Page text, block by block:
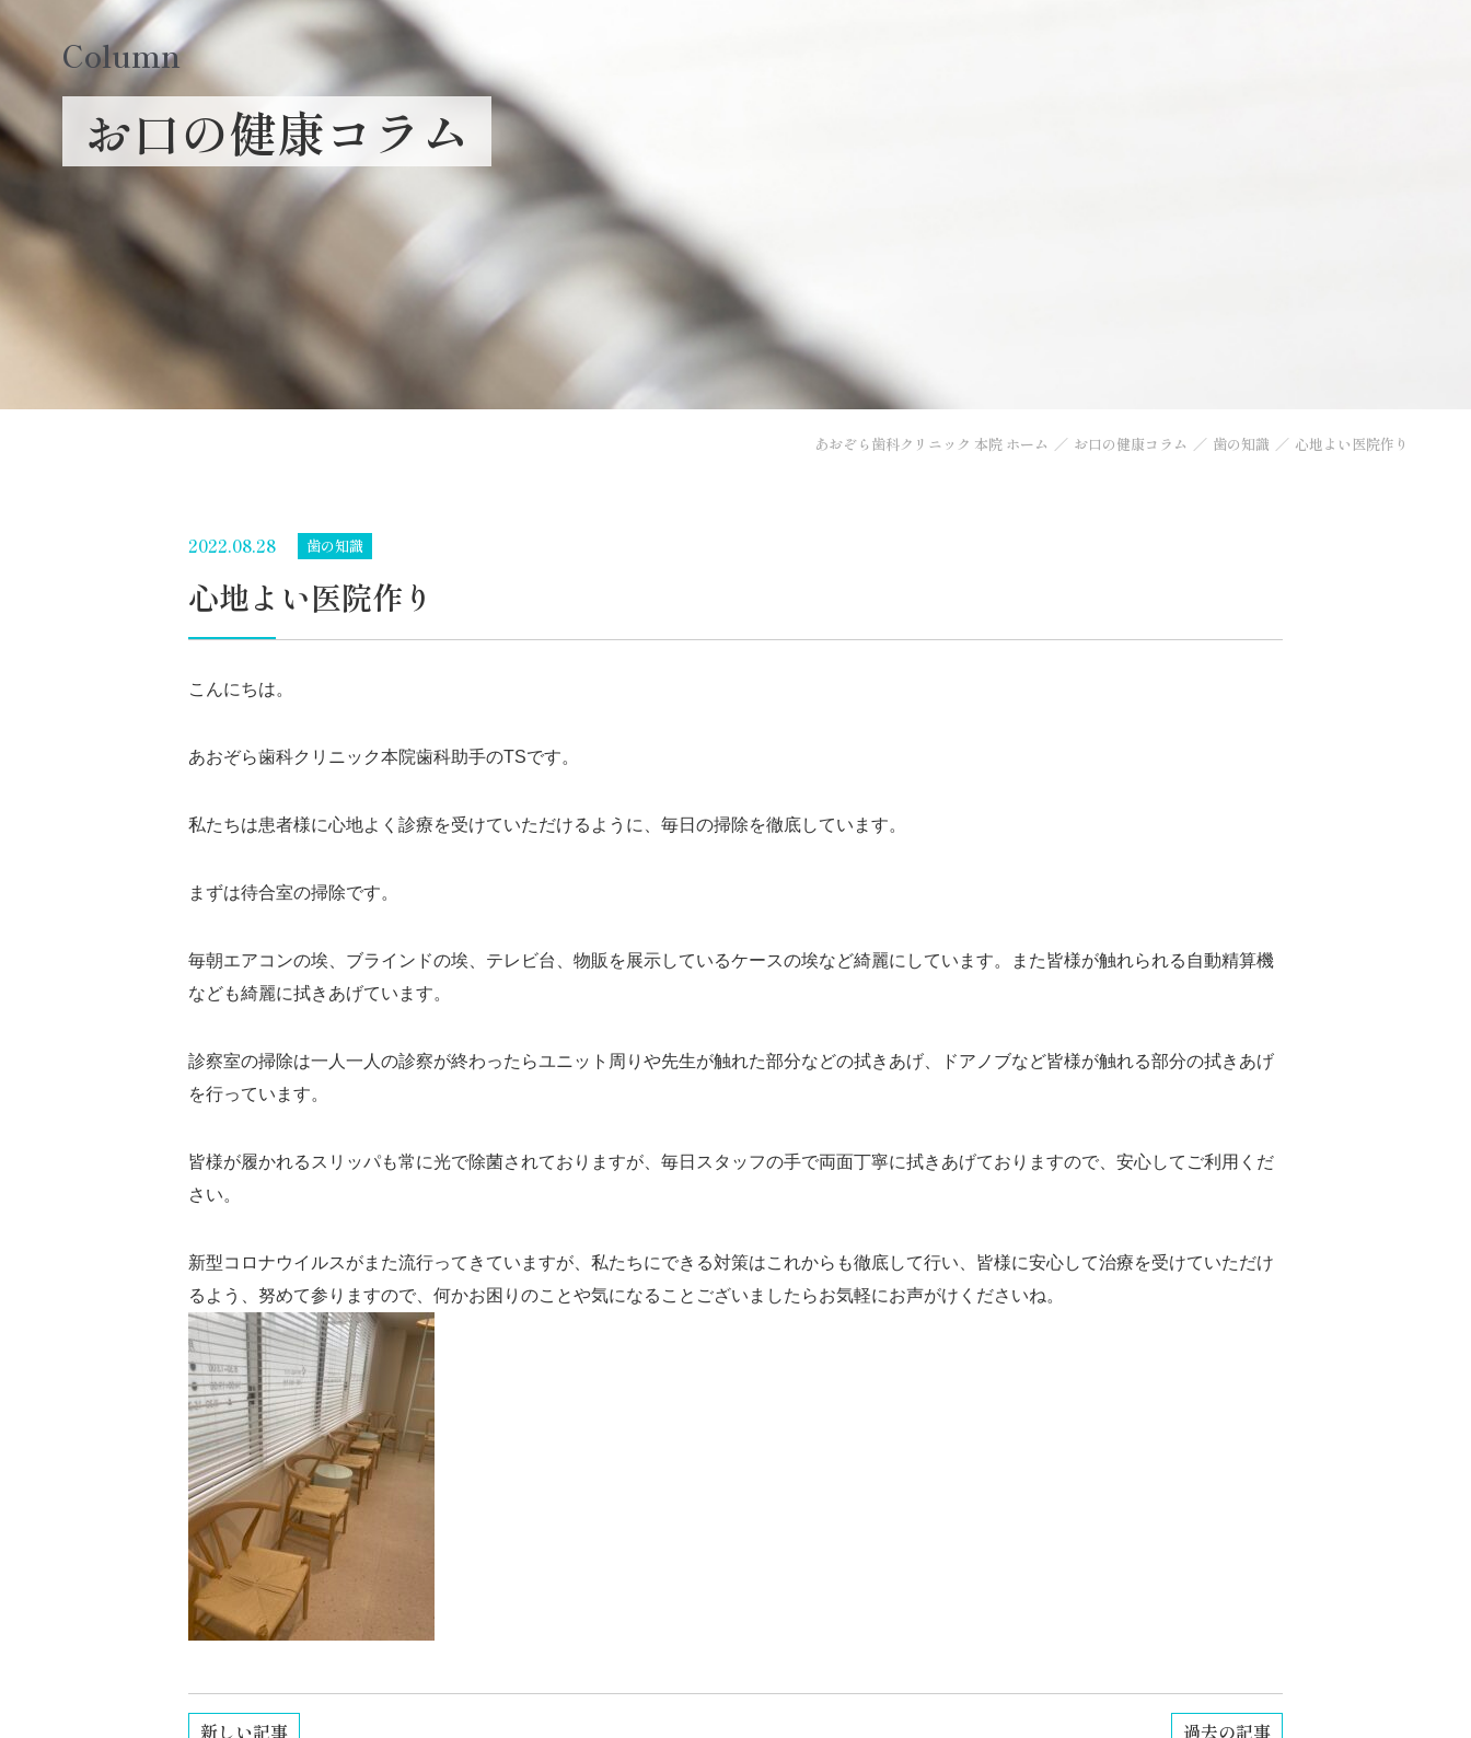
Column
お口の健康コラム
あおぞら歯科クリニック 本院 ホーム お口の健康コラム 歯の知識 心地よい医院作り
2022.08.28 歯の知識
心地よい医院作り
こんにちは。
あおぞら歯科クリニック本院歯科助手のTSです。
私たちは患者様に心地よく診療を受けていただけるように、毎日の掃除を徹底しています。
まずは待合室の掃除です。
毎朝エアコンの埃、ブラインドの埃、テレビ台、物販を展示しているケースの埃など綺麗にしています。また皆様が触れられる自動精算機
なども綺麗に拭きあげています。
診察室の掃除は一人一人の診察が終わったらユニット周りや先生が触れた部分などの拭きあげ、ドアノブなど皆様が触れる部分の拭きあげ
を行っています。
皆様が履かれるスリッパも常に光で除菌されておりますが、毎日スタッフの手で両面丁寧に拭きあげておりますので、安心してご利用くだ
さい。
新型コロナウイルスがまた流行ってきていますが、私たちにできる対策はこれからも徹底して行い、皆様に安心して治療を受けていただけ
るよう、努めて参りますので、何かお困りのことや気になることございましたらお気軽にお声がけくださいね。
新しい記事 過去の記事